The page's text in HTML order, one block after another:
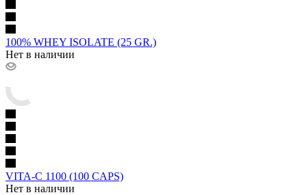
100% WHEY ISOLATE (25 GR.)
Нет в наличии
VITA-C 1100 (100 CAPS)
Нет в наличии